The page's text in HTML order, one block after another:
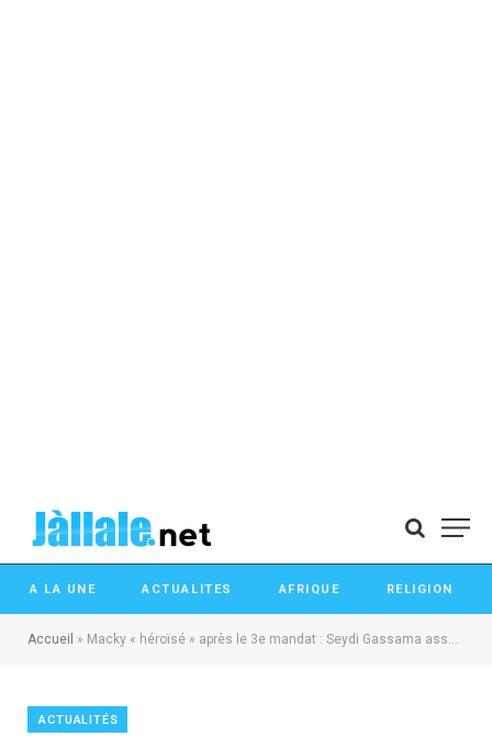
A LA UNE ACTUALITES AFRIQUE RELIGION
Accueil » Macky « héroïsé » après le 3e mandat : Seydi Gassama assène ses vérités aux Africains et aux reste du monde
ACTUALITÉS